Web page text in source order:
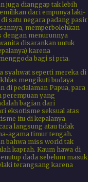
juga dianggap tak lebih
dari empunya laki-
satu negara padang pasir
memperbolehkan
dengan menurunnya
disarankan untuk
karena
bagi si pria.
syahwat seperti mereka di
mengikuti budaya
di pedalaman Papua, para
perempuan yang
bagian dari
eksotisme seksual atas
itu di kepalanya.
langsung atau tidak
agama timur tengah.
bahwa miss world tak
kaprah. Kaum hawa di
dada sebelum masuk
terangsang karena